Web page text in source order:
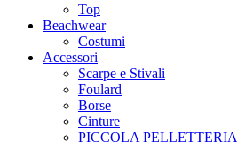
Top
Beachwear
Costumi
Accessori
Scarpe e Stivali
Foulard
Borse
Cinture
PICCOLA PELLETTERIA